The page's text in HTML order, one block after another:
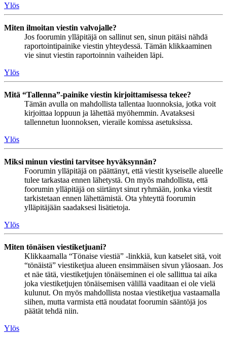
Ylös
Miten ilmoitan viestin valvojalle?
Jos foorumin ylläpitäjä on sallinut sen, sinun pitäisi nähdä
raportointipainike viestin yhteydessä. Tämän klikkaaminen
vie sinut viestin raportoinnin vaiheiden läpi.
Ylös
Mitä “Tallenna”-painike viestin kirjoittamisessa tekee?
Tämän avulla on mahdollista tallentaa luonnoksia, jotka voit
kirjoittaa loppuun ja lähettää myöhemmin. Avataksesi
tallennetun luonnoksen, vieraile komissa asetuksissa.
Ylös
Miksi minun viestini tarvitsee hyväksynnän?
Foorumin ylläpitäjä on päättänyt, että viestit kyseiselle alueelle
tulee tarkastaa ennen lähetystä. On myös mahdollista, että
foorumin ylläpitäjä on siirtänyt sinut ryhmään, jonka viestit
tarkistetaan ennen lähettämistä. Ota yhteyttä foorumin
ylläpitäjään saadaksesi lisätietoja.
Ylös
Miten tönäisen viestiketjuani?
Klikkaamalla “Tönaise viestiä” -linkkiä, kun katselet sitä, voit
“tönäistä” viestiketjua alueen ensimmäisen sivun yläosaan. Jos
et näe tätä, viestiketjujen tönäiseminen ei ole sallittua tai aika
joka viestiketjujen tönäisemisen välillä vaaditaan ei ole vielä
kulunut. On myös mahdollista nostaa viestiketjua vastaamalla
siihen, mutta varmista että noudatat foorumin sääntöjä jos
päätät tehdä niin.
Ylös